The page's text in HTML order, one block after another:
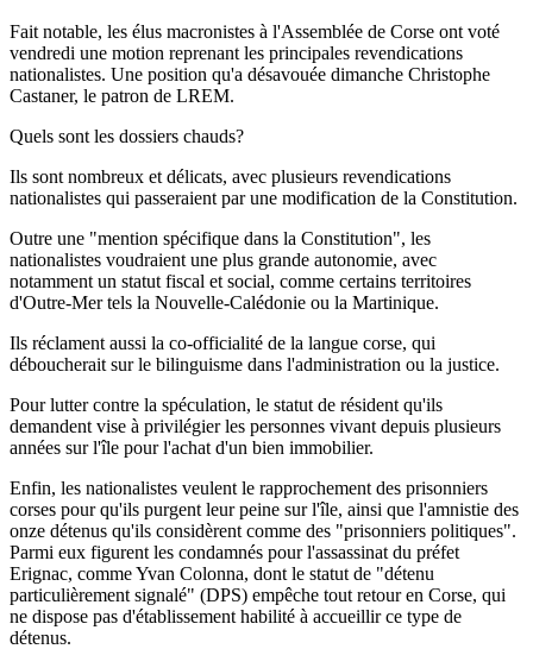
Fait notable, les élus macronistes à l'Assemblée de Corse ont voté
vendredi une motion reprenant les principales revendications
nationalistes. Une position qu'a désavouée dimanche Christophe
Castaner, le patron de LREM.
Quels sont les dossiers chauds?
Ils sont nombreux et délicats, avec plusieurs revendications
nationalistes qui passeraient par une modification de la Constitution.
Outre une "mention spécifique dans la Constitution", les
nationalistes voudraient une plus grande autonomie, avec
notamment un statut fiscal et social, comme certains territoires
d'Outre-Mer tels la Nouvelle-Calédonie ou la Martinique.
Ils réclament aussi la co-officialité de la langue corse, qui
déboucherait sur le bilinguisme dans l'administration ou la justice.
Pour lutter contre la spéculation, le statut de résident qu'ils
demandent vise à privilégier les personnes vivant depuis plusieurs
années sur l'île pour l'achat d'un bien immobilier.
Enfin, les nationalistes veulent le rapprochement des prisonniers
corses pour qu'ils purgent leur peine sur l'île, ainsi que l'amnistie des
onze détenus qu'ils considèrent comme des "prisonniers politiques".
Parmi eux figurent les condamnés pour l'assassinat du préfet
Erignac, comme Yvan Colonna, dont le statut de "détenu
particulièrement signalé" (DPS) empêche tout retour en Corse, qui
ne dispose pas d'établissement habilité à accueillir ce type de
détenus.